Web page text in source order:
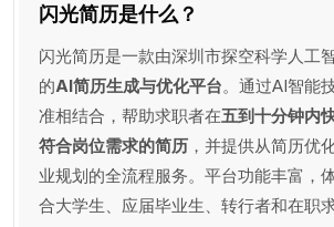
闪光简历是什么？
闪光简历是一款由深圳市探空科学人工
的AI简历生成与优化平台。通过AI智能
准相结合，帮助求职者在五到十分钟内
符合岗位需求的简历 ，并提供从简历优
业规划的全流程服务。平台功能丰富，
合大学生、应届毕业生、转行者和在职